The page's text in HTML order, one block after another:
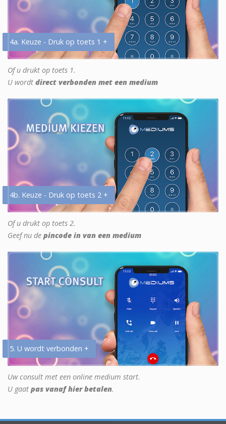
4a. Keuze - Druk op toets 1 +
Of u drukt op toets 1.
U wordt direct verbonden met een medium
4b. Keuze - Druk op toets 2 +
Of u drukt op toets 2.
Geef nu de pincode in van een medium
5. U wordt verbonden +
Uw consult met een online medium start.
U gaat pas vanaf hier betalen.